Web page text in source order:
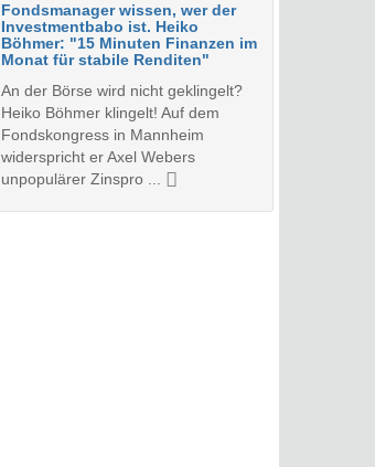
Fondsmanager wissen, wer der
Investmentbabo ist. Heiko
Böhmer: "15 Minuten Finanzen im
Monat für stabile Renditen"
An der Börse wird nicht geklingelt?
Heiko Böhmer klingelt! Auf dem
Fondskongress in Mannheim
widerspricht er Axel Webers
unpopulärer Zinspro ...